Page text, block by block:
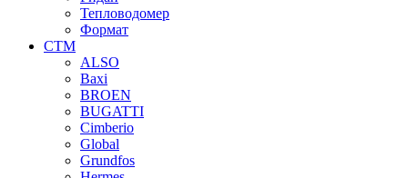
Тепловодомер
Формат
СТМ
ALSO
Baxi
BROEN
BUGATTI
Cimberio
Global
Grundfos